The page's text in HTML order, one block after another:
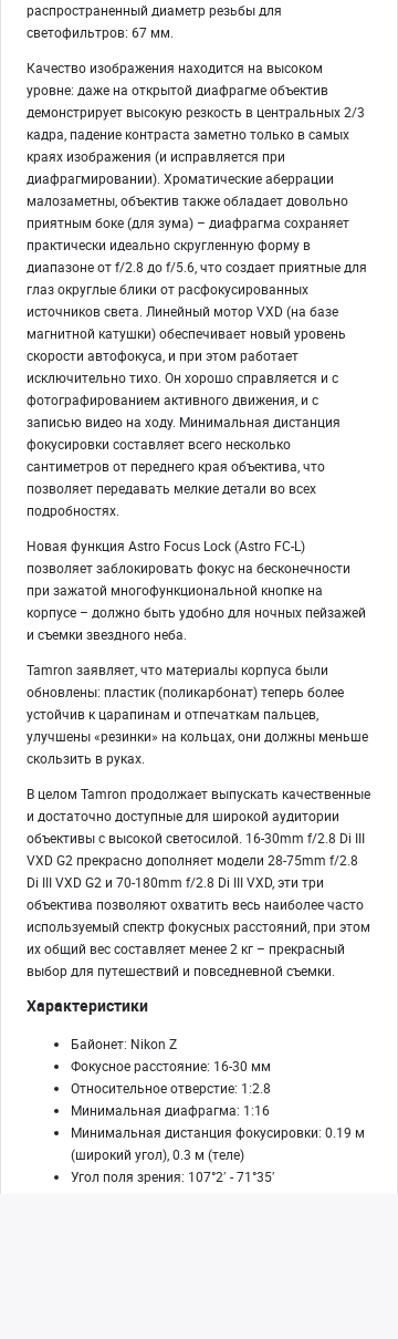
распространенный диаметр резьбы для
светофильтров: 67 мм.
Качество изображения находится на высоком
уровне: даже на открытой диафрагме объектив
демонстрирует высокую резкость в центральных 2/3
кадра, падение контраста заметно только в самых
краях изображения (и исправляется при
диафрагмировании). Хроматические аберрации
малозаметны, объектив также обладает довольно
приятным боке (для зума) – диафрагма сохраняет
практически идеально скругленную форму в
диапазоне от f/2.8 до f/5.6, что создает приятные для
глаз округлые блики от расфокусированных
источников света. Линейный мотор VXD (на базе
магнитной катушки) обеспечивает новый уровень
скорости автофокуса, и при этом работает
исключительно тихо. Он хорошо справляется и с
фотографированием активного движения, и с
записью видео на ходу. Минимальная дистанция
фокусировки составляет всего несколько
сантиметров от переднего края объектива, что
позволяет передавать мелкие детали во всех
подробностях.
Новая функция Astro Focus Lock (Astro FC-L)
позволяет заблокировать фокус на бесконечности
при зажатой многофункциональной кнопке на
корпусе – должно быть удобно для ночных пейзажей
и съемки звездного неба.
Tamron заявляет, что материалы корпуса были
обновлены: пластик (поликарбонат) теперь более
устойчив к царапинам и отпечаткам пальцев,
улучшены «резинки» на кольцах, они должны меньше
скользить в руках.
В целом Tamron продолжает выпускать качественные
и достаточно доступные для широкой аудитории
объективы с высокой светосилой. 16-30mm f/2.8 Di III
VXD G2 прекрасно дополняет модели 28-75mm f/2.8
Di III VXD G2 и 70-180mm f/2.8 Di III VXD, эти три
объектива позволяют охватить весь наиболее часто
используемый спектр фокусных расстояний, при этом
их общий вес составляет менее 2 кг – прекрасный
выбор для путешествий и повседневной съемки.
Характеристики
Байонет: Nikon Z
Фокусное расстояние: 16-30 мм
Относительное отверстие: 1:2.8
Минимальная диафрагма: 1:16
Минимальная дистанция фокусировки: 0.19 м
(широкий угол), 0.3 м (теле)
Угол поля зрения: 107°2′ - 71°35′